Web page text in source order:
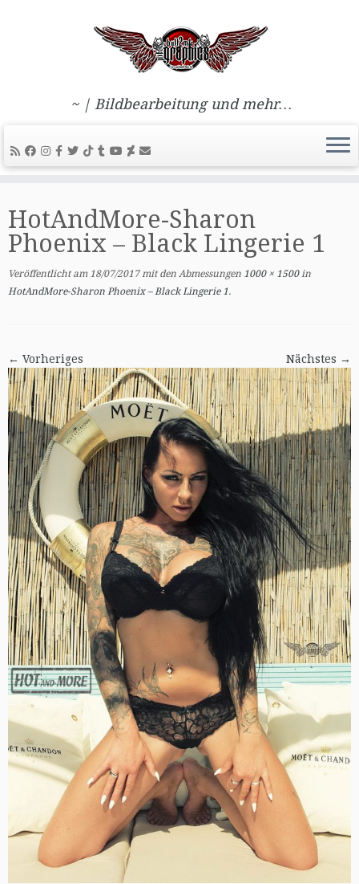
Inhalt
springen
~ | Bildbearbeitung und mehr…
HotAndMore-Sharon
Phoenix – Black Lingerie 1
Veröffentlicht am 18/07/2017mit den Abmessungen 1000 × 1500in
HotAndMore-Sharon Phoenix – Black Lingerie 1.
← Vorheriges Nächstes →